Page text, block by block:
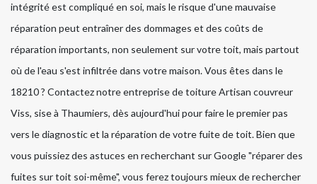
intégrité est compliqué en soi, mais le risque d'une mauvaise
réparation peut entraîner des dommages et des coûts de
réparation importants, non seulement sur votre toit, mais partout
où de l'eau s'est infiltrée dans votre maison. Vous êtes dans le
18210 ? Contactez notre entreprise de toiture Artisan couvreur
Viss, sise à Thaumiers, dès aujourd'hui pour faire le premier pas
vers le diagnostic et la réparation de votre fuite de toit. Bien que
vous puissiez des astuces en recherchant sur Google "réparer des
fuites sur toit soi-même", vous ferez toujours mieux de rechercher